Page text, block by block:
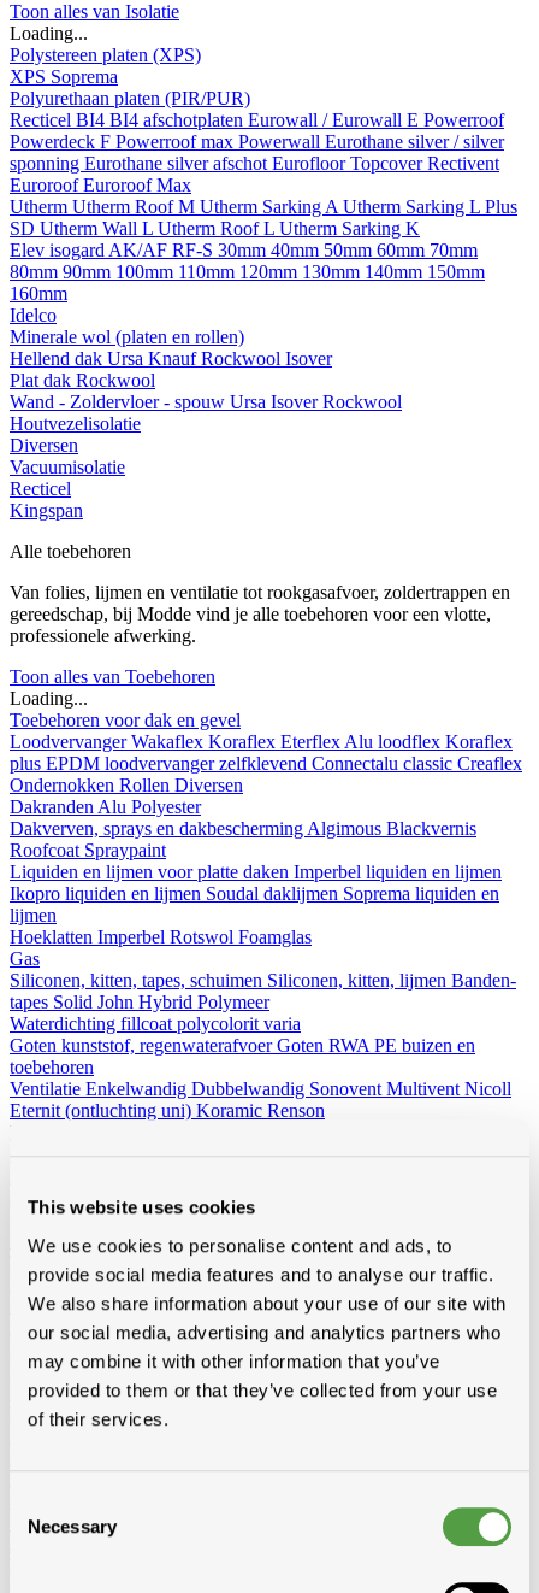
This website uses cookies
We use cookies to personalise content and ads, to
provide social media features and to analyse our traffic.
We also share information about your use of our site with
our social media, advertising and analytics partners who
may combine it with other information that you’ve
provided to them or that they’ve collected from your use
of their services.
Selection
Necessary
Toon alles van Isolatie
Loading...
Polystereen platen (XPS)
XPS Soprema
Polyurethaan platen (PIR/PUR)
Recticel BI4 BI4 afschotplaten Eurowall / Eurowall E Powerroof
Powerdeck F Powerroof max Powerwall Eurothane silver / silver
sponning Eurothane silver afschot EurofloorTopcoverRectivent
EuroroofEuroroof Max
Utherm Utherm Roof M Utherm Sarking A Utherm Sarking L Plus
SD Utherm Wall L Utherm Roof L Utherm Sarking K
Elev isogard AK/AF RF-S 30mm 40mm 50mm 60mm 70mm
80mm 90mm 100mm 110mm 120mm 130mm 140mm 150mm
160mm
Idelco
Minerale wol (platen en rollen)
Hellend dak Ursa KnaufRockwool Isover
Plat dak Rockwool
Wand - Zoldervloer - spouw Ursa IsoverRockwool
Houtvezelisolatie
Diversen
Vacuumisolatie
Recticel
Kingspan
Alle toebehoren
Van folies, lijmen en ventilatie tot rookgasafvoer, zoldertrappen en
gereedschap, bij Modde vind je alle toebehoren voor een vlotte,
professionele afwerking.
Toon alles van Toebehoren
Loading...
Toebehoren voor dak en gevel
LoodvervangerWakaflex Koraflex Eterflex Alu loodflex Koraflex
plus EPDM loodvervanger zelfklevend Connectalu classic Creaflex
Ondernokken Rollen Diversen
Dakranden Alu Polyester
Dakverven, sprays en dakbescherming Algimous Blackvernis
Roofcoat Spraypaint
Liquiden en lijmen voor platte daken Imperbel liquiden en lijmen
Ikopro liquiden en lijmen Soudal daklijmen Soprema liquiden en
lijmen
Hoeklatten Imperbel Rotswol Foamglas
Gas
Siliconen, kitten, tapes, schuimen Siliconen, kitten, lijmen Banden-
tapes Solid John Hybrid Polymeer
Waterdichting fillcoat polycolorit varia
Goten kunststof, regenwaterafvoerGoten RWA PE buizen en
toebehoren
Ventilatie Enkelwandig Dubbelwandig Sonovent Multivent Nicoll
Eternit (ontluchting uni) Koramic Renson
Rookgasafvoer
Bouwfolievolle rollenniet volle rollen
Diversen
Birdex - Duivenpinnen Oisipic
gootbakken en PVC tapbuizenBladvangers
Schuimbanden en schuimgolvenExpantiebanden Hoezen
Aeros
Kabeldoorvoer
Zoldertrappen
Bevestiging
Inox Galvanise
Paslode nagels
Panhakeninoxkoper
Pinhakeninox koper
Hanghakeninoxkoper
varianteSpax PGB (Pennoit)Solid